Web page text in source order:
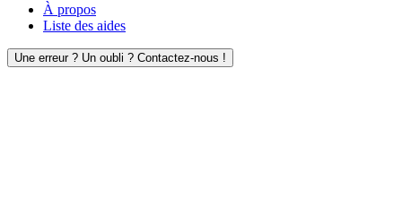
À propos
Liste des aides
Une erreur ? Un oubli ? Contactez-nous !